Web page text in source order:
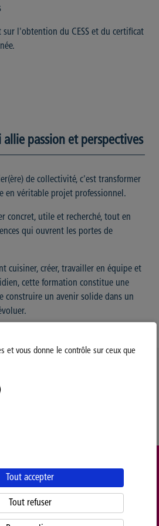
et vous donne le contrôle sur ceux que
Tout accepter
Tout refuser
sur l'obtention du CESS et du certificat
passion et perspectives
de collectivité, c'est transformer
en véritable projet professionnel.
concret, utile et recherché, tout en
qui ouvrent les portes de
cuisiner, créer, travailler en équipe et
cette formation constitue une
construire un avenir solide dans un
de Confidentialité